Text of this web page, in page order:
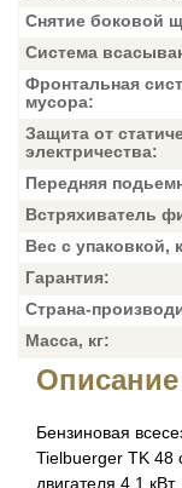
Снятие боковой
Система
Фронтальная
мусора:
Защита от
электричества:
Передняя
Встряхиватель
Вес с упаковкой,
Гарантия:
Страна-
Масса, кг:
Описание
Бензиновая
Tielbuerger TK 48
двигателя 4,1